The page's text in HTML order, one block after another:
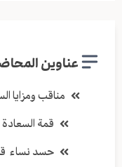
عناوين
مناقب ومزايا
قمة السعادة
حسد نساء